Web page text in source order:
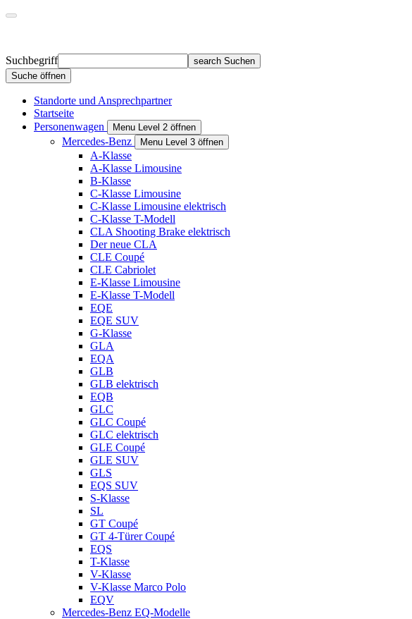
Suchbegriff search Suchen
Suche öffnen
Standorte und Ansprechpartner
Startseite
Personenwagen
Menu Level 2 öffnen
Mercedes-Benz Menu Level 3 öffnen
A-Klasse
A-Klasse Limousine
B-Klasse
C-Klasse Limousine
C-Klasse Limousine elektrisch
C-Klasse T-Modell
CLA Shooting Brake elektrisch
Der neue CLA
CLE Coupé
CLE Cabriolet
E-Klasse Limousine
E-Klasse T-Modell
EQE
EQE SUV
G-Klasse
GLA
EQA
GLB
GLB elektrisch
EQB
GLC
GLC Coupé
GLC elektrisch
GLE Coupé
GLE SUV
GLS
EQS SUV
S-Klasse
SL
GT Coupé
GT 4-Türer Coupé
EQS
T-Klasse
V-Klasse
V-Klasse Marco Polo
EQV
Mercedes-Benz EQ-Modelle